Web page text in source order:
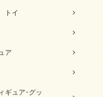
トイ
ア
ギュア･グッ